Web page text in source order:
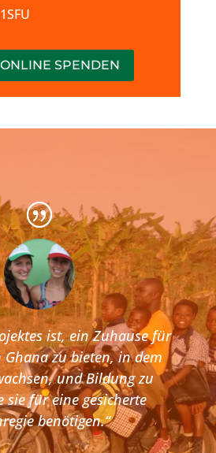
SPENDEN
ist, ein Zuhause für
zu bieten, in dem
und Bildung zu
sie für eine gesicherte
benötigen.“